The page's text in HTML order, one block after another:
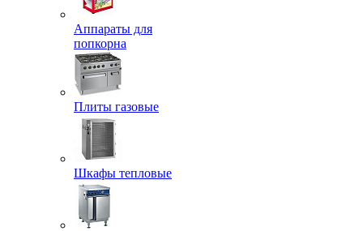
Аппараты для
попкорна
Плиты газовые
Шкафы тепловые